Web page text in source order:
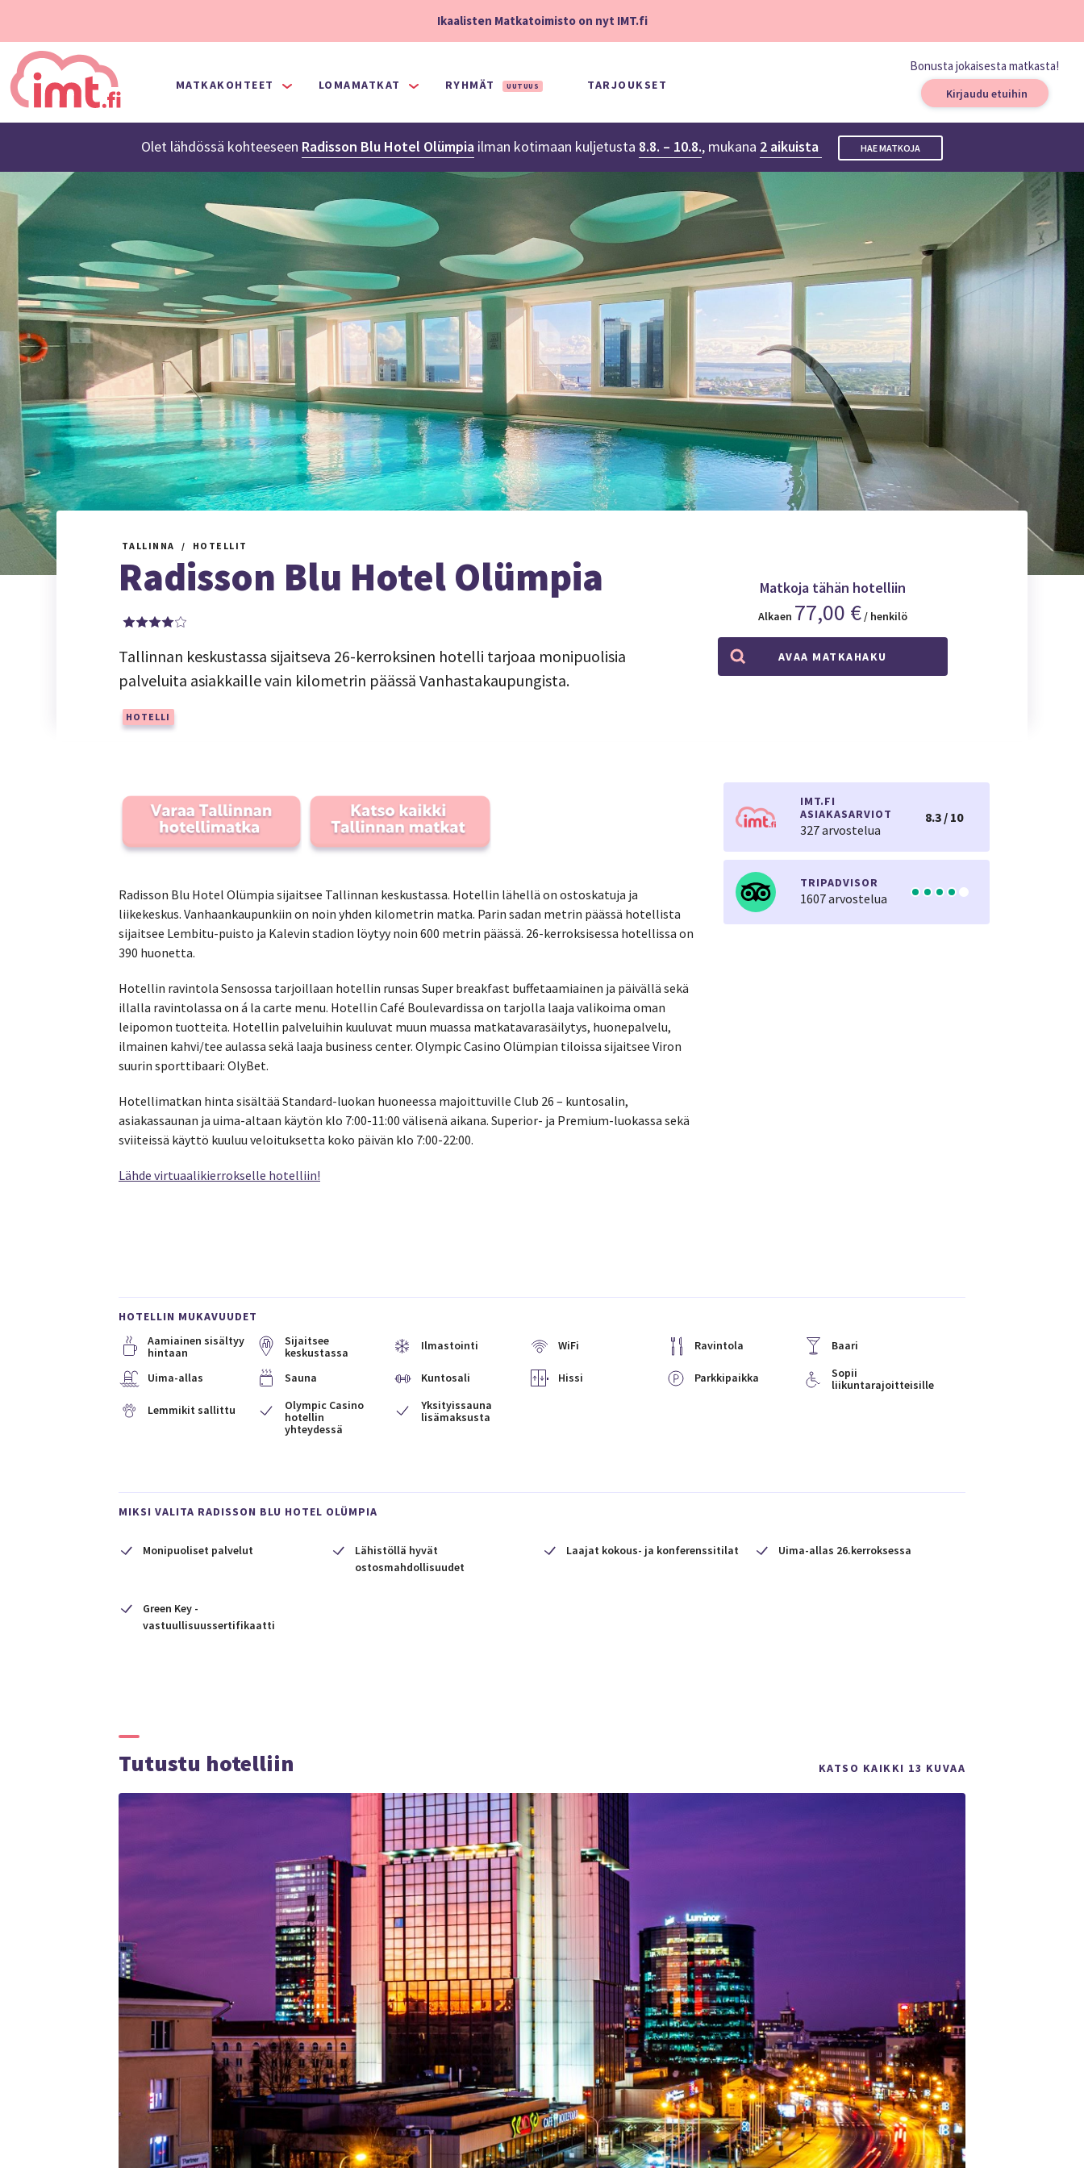
Ikaalisten Matkatoimisto on nyt IMT.fi
MATKAKOHTEET LOMAMATKAT RYHMÄT UUTUUS TARJOUKSET
Bonusta jokaisesta matkasta!
Kirjaudu etuihin
Olet lähdössä kohteeseen Radisson Blu Hotel Olümpia ilman kotimaan kuljetusta 8.8. – 10.8., mukana 2 aikuista HAE MATKOJA
TALLINNA HOTELLIT
Radisson Blu Hotel Olümpia
Tallinnan keskustassa sijaitseva 26-kerroksinen hotelli tarjoaa monipuolisia
palveluita asiakkaille vain kilometrin päässä Vanhastakaupungista.
HOTELLI
Matkoja tähän hotelliin
Alkaen 77,00 € / henkilö
AVAA MATKAHAKU
Radisson Blu Hotel Olümpia sijaitsee Tallinnan keskustassa. Hotellin lähellä on ostoskatuja ja
liikekeskus. Vanhaankaupunkiin on noin yhden kilometrin matka. Parin sadan metrin päässä hotellista
sijaitsee Lembitu-puisto ja Kalevin stadion löytyy noin 600 metrin päässä. 26-kerroksisessa hotellissa on
390 huonetta.
Hotellin ravintola Sensossa tarjoillaan hotellin runsas Super breakfast buffetaamiainen ja päivällä sekä
illalla ravintolassa on á la carte menu. Hotellin Café Boulevardissa on tarjolla laaja valikoima oman
leipomon tuotteita. Hotellin palveluihin kuuluvat muun muassa matkatavarasäilytys, huonepalvelu,
ilmainen kahvi/tee aulassa sekä laaja business center. Olympic Casino Olümpian tiloissa sijaitsee Viron
suurin sporttibaari: OlyBet.
Hotellimatkan hinta sisältää Standard-luokan huoneessa majoittuville Club 26 – kuntosalin,
asiakassaunan ja uima-altaan käytön klo 7:00-11:00 välisenä aikana. Superior- ja Premium-luokassa sekä
sviiteissä käyttö kuuluu veloituksetta koko päivän klo 7:00-22:00.
Lähde virtuaalikierrokselle hotelliin!
IMT.FI
ASIAKASARVIOT
327 arvostelua
8.3 / 10
TRIPADVISOR
1607 arvostelua
HOTELLIN MUKAVUUDET
Aamiainen sisältyy
hintaan
Sijaitsee
keskustassa
Ilmastointi WiFi Ravintola Baari
Uima-allas Sauna Kuntosali Hissi Parkkipaikka
Sopii
liikuntarajoitteisille
Lemmikit sallittu
Olympic Casino
hotellin
yhteydessä
Yksityissauna
lisämaksusta
MIKSI VALITA RADISSON BLU HOTEL OLÜMPIA
Monipuoliset palvelut
Lähistöllä hyvät
ostosmahdollisuudet
Laajat kokous- ja konferenssitilat Uima-allas 26.kerroksessa
Green Key -
vastuullisuussertifikaatti
Tutustu hotelliin KATSO KAIKKI 13 KUVAA